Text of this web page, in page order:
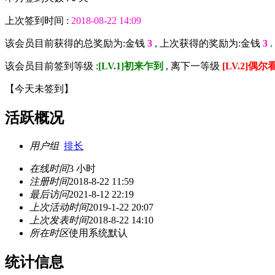
上次签到时间 : 2018-08-22 14:09
该会员目前获得的总奖励为:金钱 3 , 上次获得的奖励为:金钱 3 .
该会员目前签到等级 :[LV.1]初来乍到 , 离下一等级 [LV.2]偶尔
【今天未签到 】
活跃概况
用户组 排长
在线时间3 小时
注册时间2018-8-22 11:59
最后访问2021-8-12 22:19
上次活动时间2019-1-22 20:07
上次发表时间2018-8-22 14:10
所在时区使用系统默认
统计信息